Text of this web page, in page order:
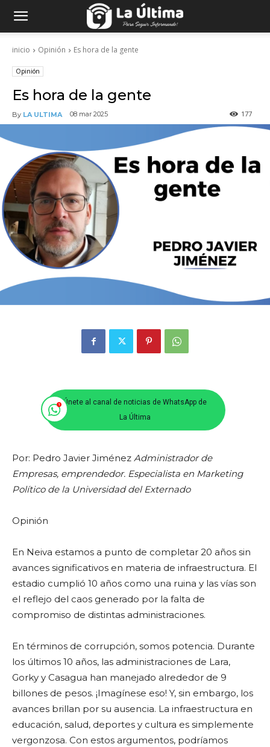
inicio Opinión Es hora de la gente
Opinión
Es hora de la gente
By LA ULTIMA 08 mar 2025 177
Únete al canal de noticias de WhatsApp de
La Última
Por: Pedro Javier Jiménez Administrador de
Empresas, emprendedor. Especialista en Marketing
Político de la Universidad del Externado
Opinión
En Neiva estamos a punto de completar 20 años sin
avances significativos en materia de infraestructura. El
estadio cumplió 10 años como una ruina y las vías son
el reflejo del caos generado por la falta de
compromiso de distintas administraciones.
En términos de corrupción, somos potencia. Durante
los últimos 10 años, las administraciones de Lara,
Gorky y Casagua han manejado alrededor de 9
billones de pesos. ¡Imagínese eso! Y, sin embargo, los
avances brillan por su ausencia. La infraestructura en
educación, salud, deportes y cultura es simplemente
vergonzosa. Con estos argumentos, podríamos